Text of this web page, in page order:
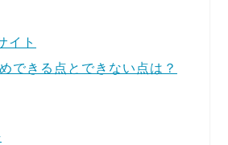
イト
できる点とできない点は？